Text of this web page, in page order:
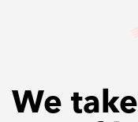
We